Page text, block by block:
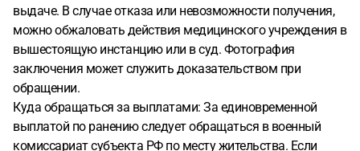
выдаче. В случае отказа или невозможности получения,
можно обжаловать действия медицинского учреждения в
вышестоящую инстанцию или в суд. Фотография
заключения может служить доказательством при
обращении.
Куда обращаться за выплатами: За единовременной
выплатой по ранению следует обращаться в военный
комиссариат субъекта РФ по месту жительства. Если